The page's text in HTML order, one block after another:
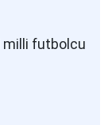
milli futbolcu